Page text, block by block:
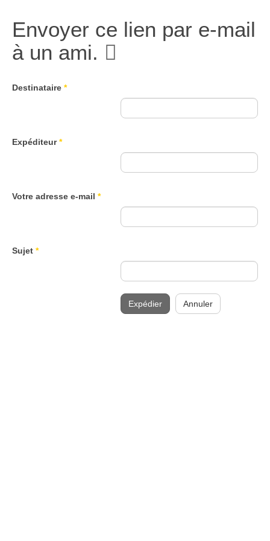
Envoyer ce lien par e-mail
à un ami.
Destinataire *
Expéditeur*
Votre adresse e-mail *
Sujet *
Expédier Annuler